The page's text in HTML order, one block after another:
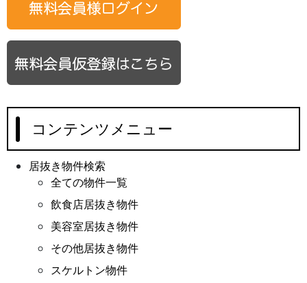
コンテンツメニュー
居抜き物件検索
全ての物件一覧
飲食店居抜き物件
美容室居抜き物件
その他居抜き物件
スケルトン物件